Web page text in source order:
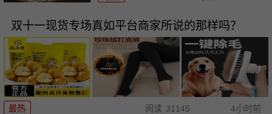
双十一现货专场真如平台商家所说的那样吗？
最热 阅读 31145 4小时前